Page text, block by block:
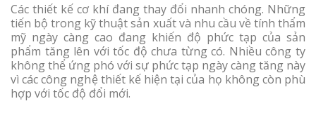
Các thiết kế cơ khí đang thay đổi nhanh chóng. Những
tiến bộ trong kỹ thuật sản xuất và nhu cầu về tính thẩm
mỹ ngày càng cao đang khiến độ phức tạp của sản
phẩm tăng lên với tốc độ chưa từng có. Nhiều công ty
không thể ứng phó với sự phức tạp ngày càng tăng này
vì các công nghệ thiết kế hiện tại của họ không còn phù
hợp với tốc độ đổi mới.